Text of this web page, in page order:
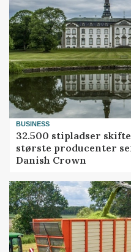
BUSINESS
32.500 stipladser
største producenter
Danish Crown